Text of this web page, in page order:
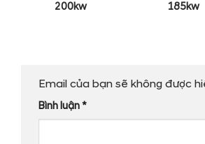
200kw
185kw
Email của bạn sẽ không được
Bình luận*